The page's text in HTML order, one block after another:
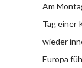
Am
Tag einer
wieder
Europa